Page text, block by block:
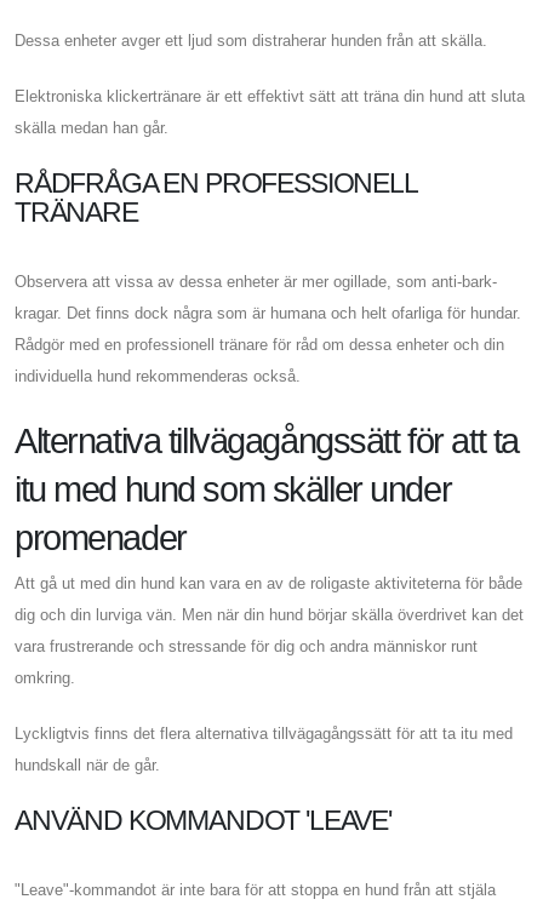
Dessa enheter avger ett ljud som distraherar hunden från att skälla.
Elektroniska klickertränare är ett effektivt sätt att träna din hund att sluta
skälla medan han går.
RÅDFRÅGA EN PROFESSIONELL
TRÄNARE
Observera att vissa av dessa enheter är mer ogillade, som anti-bark-
kragar. Det finns dock några som är humana och helt ofarliga för hundar.
Rådgör med en professionell tränare för råd om dessa enheter och din
individuella hund rekommenderas också.
Alternativa tillvägagångssätt för att ta
itu med hund som skäller under
promenader
Att gå ut med din hund kan vara en av de roligaste aktiviteterna för både
dig och din lurviga vän. Men när din hund börjar skälla överdrivet kan det
vara frustrerande och stressande för dig och andra människor runt
omkring.
Lyckligtvis finns det flera alternativa tillvägagångssätt för att ta itu med
hundskall när de går.
ANVÄND KOMMANDOT 'LEAVE'
"Leave"-kommandot är inte bara för att stoppa en hund från att stjäla